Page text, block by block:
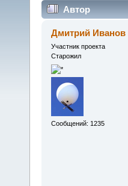
Автор
Дмитрий Иванов
Участник проекта
Старожил
Сообщений: 1235